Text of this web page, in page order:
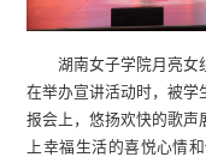
湖南女子学院月亮女
在举办宣讲活动时，被学
报会上，悠扬欢快的歌声
上幸福生活的喜悦心情